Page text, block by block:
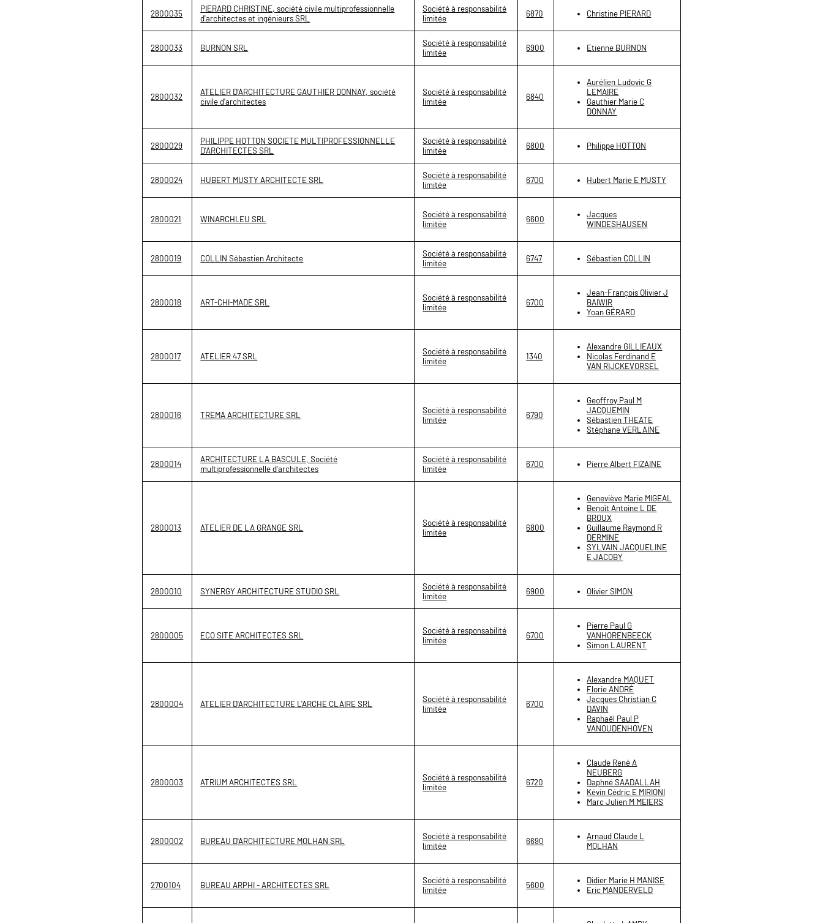
2800035
PIERARD CHRISTINE, société civile multiprofessionnelle
d'architectes et ingénieurs SRL
Société à responsabilité
limitée
6870 Christine PIERARD
2800033 BURNON SRL
Société à responsabilité
limitée
6900 Etienne BURNON
2800032
ATELIER D'ARCHITECTURE GAUTHIER DONNAY, société
civile d'architectes
Société à responsabilité
limitée
6840
Aurélien Ludovic G
LEMAIRE
Gauthier Marie C
DONNAY
2800029
PHILIPPE HOTTON SOCIETE MULTIPROFESSIONNELLE
D'ARCHITECTES SRL
Société à responsabilité
limitée
6800 Philippe HOTTON
2800024 HUBERT MUSTY ARCHITECTE SRL
Société à responsabilité
limitée
6700 Hubert Marie E MUSTY
2800021 WINARCHI.EU SRL
Société à responsabilité
limitée
6600
Jacques
WINDESHAUSEN
2800019 COLLIN Sébastien Architecte
Société à responsabilité
limitée
6747 Sébastien COLLIN
2800018 ART-CHI-MADE SRL
Société à responsabilité
limitée
6700
Jean-François Olivier J
BAIWIR
Yoan GÉRARD
2800017 ATELIER 47 SRL
Société à responsabilité
limitée
1340
Alexandre GILLIEAUX
Nicolas Ferdinand E
VAN RIJCKEVORSEL
2800016 TREMA ARCHITECTURE SRL
Société à responsabilité
limitée
6790
Geoffroy Paul M
JACQUEMIN
Sébastien THEATE
Stéphane VERLAINE
2800014
ARCHITECTURE LA BASCULE, Société
multiprofessionnelle d'architectes
Société à responsabilité
limitée
6700 Pierre Albert FIZAINE
2800013 ATELIER DE LA GRANGE SRL
Société à responsabilité
limitée
6800
Geneviève Marie MIGEAL
Benoît Antoine L DE
BROUX
Guillaume Raymond R
DERMINE
SYLVAIN JACQUELINE
E JACOBY
2800010 SYNERGY ARCHITECTURE STUDIO SRL
Société à responsabilité
limitée
6900 Olivier SIMON
2800005 ECO SITE ARCHITECTES SRL
Société à responsabilité
limitée
6700
Pierre Paul G
VANHORENBEECK
Simon LAURENT
2800004 ATELIER D'ARCHITECTURE L'ARCHE CLAIRE SRL
Société à responsabilité
limitée
6700
Alexandre MAQUET
Florie ANDRÉ
Jacques Christian C
DAVIN
Raphaël Paul P
VANOUDENHOVEN
2800003 ATRIUM ARCHITECTES SRL
Société à responsabilité
limitée
6720
Claude René A
NEUBERG
Daphné SAADALLAH
Kévin Cédric E MIRIONI
Marc Julien M MEIERS
2800002 BUREAU D'ARCHITECTURE MOLHAN SRL
Société à responsabilité
limitée
6690
Arnaud Claude L
MOLHAN
2700104 BUREAU ARPHI - ARCHITECTES SRL
Société à responsabilité
limitée
5600
Didier Marie H MANISE
Eric MANDERVELD